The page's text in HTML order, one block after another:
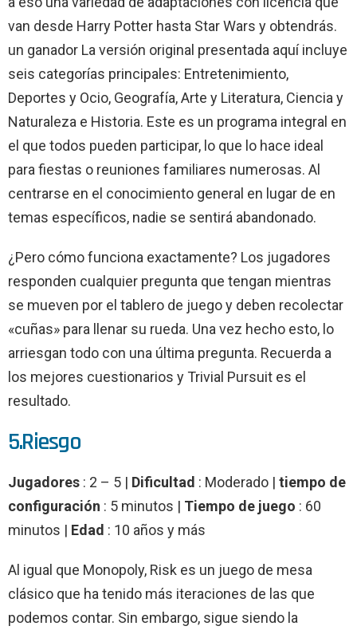
van desde Harry Potter hasta Star Wars y obtendrás.
un ganador La versión original presentada aquí incluye
seis categorías principales: Entretenimiento,
Deportes y Ocio, Geografía, Arte y Literatura, Ciencia y
Naturaleza e Historia. Este es un programa integral en
el que todos pueden participar, lo que lo hace ideal
para fiestas o reuniones familiares numerosas. Al
centrarse en el conocimiento general en lugar de en
temas específicos, nadie se sentirá abandonado.
¿Pero cómo funciona exactamente? Los jugadores
responden cualquier pregunta que tengan mientras
se mueven por el tablero de juego y deben recolectar
«cuñas» para llenar su rueda. Una vez hecho esto, lo
arriesgan todo con una última pregunta. Recuerda a
los mejores cuestionarios y Trivial Pursuit es el
resultado.
5.Riesgo
Jugadores : 2 – 5 | Dificultad : Moderado | tiempo de
configuración : 5 minutos | Tiempo de juego : 60
minutos | Edad : 10 años y más
Al igual que Monopoly, Risk es un juego de mesa
clásico que ha tenido más iteraciones de las que
podemos contar. Sin embargo, sigue siendo la